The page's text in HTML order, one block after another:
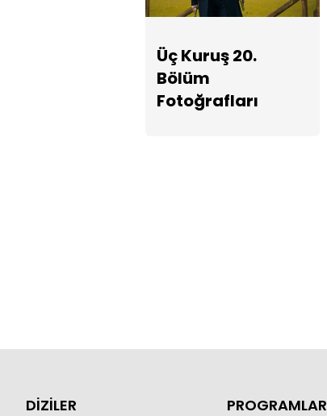
Üç Kuruş 20.
Bölüm
Fotoğrafları
DİZİLER PROGRAMLAR